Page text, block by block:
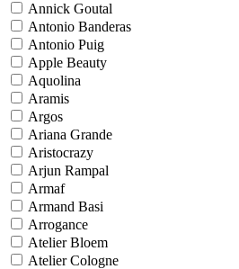
Annick Goutal
Antonio Banderas
Antonio Puig
Apple Beauty
Aquolina
Aramis
Argos
Ariana Grande
Aristocrazy
Arjun Rampal
Armaf
Armand Basi
Arrogance
Atelier Bloem
Atelier Cologne